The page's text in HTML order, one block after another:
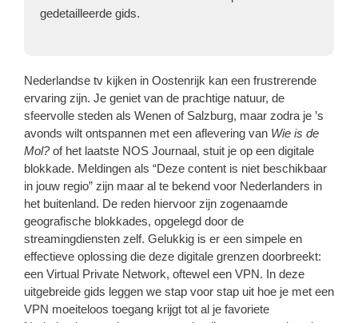
gedetailleerde gids.
Nederlandse tv kijken in Oostenrijk kan een frustrerende
ervaring zijn. Je geniet van de prachtige natuur, de
sfeervolle steden als Wenen of Salzburg, maar zodra je ’s
avonds wilt ontspannen met een aflevering van Wie is de
Mol?of het laatste NOS Journaal, stuit je op een digitale
blokkade. Meldingen als “Deze content is niet beschikbaar
in jouw regio” zijn maar al te bekend voor Nederlanders in
het buitenland. De reden hiervoor zijn zogenaamde
geografische blokkades, opgelegd door de
streamingdiensten zelf. Gelukkig is er een simpele en
effectieve oplossing die deze digitale grenzen doorbreekt:
een Virtual Private Network, oftewel een VPN. In deze
uitgebreide gids leggen we stap voor stap uit hoe je met een
VPN moeiteloos toegang krijgt tot al je favoriete